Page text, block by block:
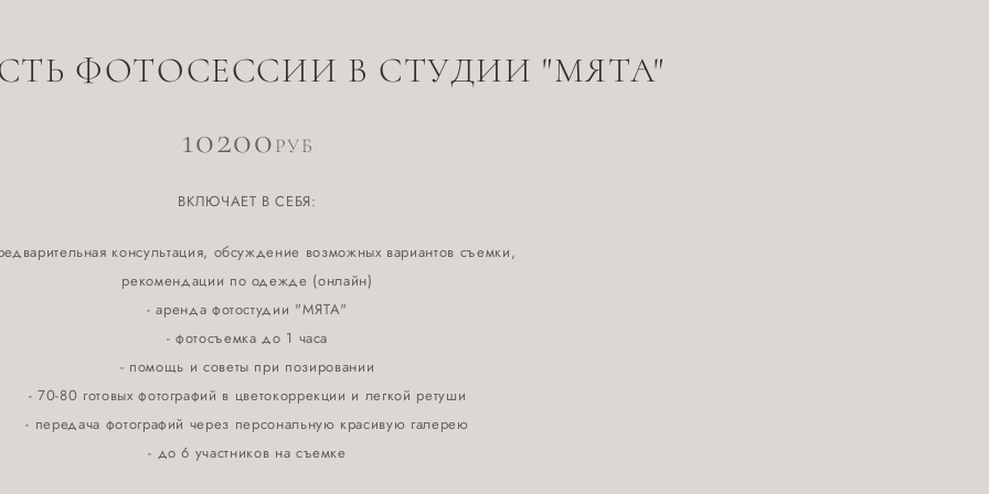
ФОТОСЕССИИ В СТУДИИ "МЯТА"
10200 РУБ
ВКЛЮЧАЕТ В СЕБЯ:
консультация, обсуждение возможных вариантов съемки,
рекомендации по одежде (онлайн)
- аренда фотостудии "МЯТА"
- фотосъемка до 1 часа
- помощь и советы при позировании
- 70-80 готовых фотографий в цветокоррекции и легкой ретуши
- передача фотографий через персональную красивую галерею
- до 6 участников на съемке